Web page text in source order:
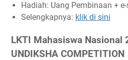
Hadiah: Uang Pembinaan +
Selengkapnya: klik di sini
LKTI Mahasiswa Nasional
UNDIKSHA COMPETITION